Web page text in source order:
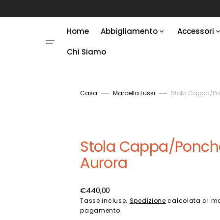
Home
Abbigliamento
Giacche
Abbigliamento Uomo
Accessori
Bracciali
Pigiami
Chi Siamo
Casa Marcella Lussi Stola Cappa/
Stola Cappa/
Aurora
Prezzo
di
listino
€440,00
Tasse incluse. Spedizione calcolata al
pagamento.